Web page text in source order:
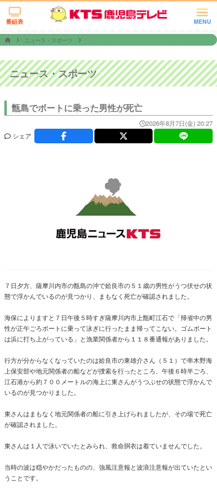
MENU
番組表
ニュース・スポーツ
ニュース・スポーツ
甑島でボートに乗った男性が死亡
2026年8月7日(金) 20:27
シェア
７日夕方、薩摩川内市の甑島の沖で姶良市の５１歳の男性がうつ伏せの状
態で浮かんでいるのが見つかり、まもなく死亡が確認されました。
海保によりますと７日午後５時すぎ薩摩川内市上甑町江石で「帰省中の男
性が正午ごろボートに乗って泳ぎに行ったまま帰ってこない。ゴムボート
は浜に打ち上がっている」と漁業関係者から１１８番通報がありました。
行方が分からなくなっていたのは姶良市の東雄介さん（５１）で串木野海
上保安部や地元関係者の船などが捜索を行ったところ、午後６時半ごろ、
江石港から約７００メートルの海上に東さんがうつぶせの状態で浮かんで
いるのが見つかりました。
東さんはまもなく地元関係者の船に引き上げられましたが、その場で死亡
が確認されました。
東さんは１人で泳いでいたとみられ、救命胴衣は着ていませんでした。
当時の波は穏やかだったものの、強風注意報と波浪注意報が出ていたとい
うことです。